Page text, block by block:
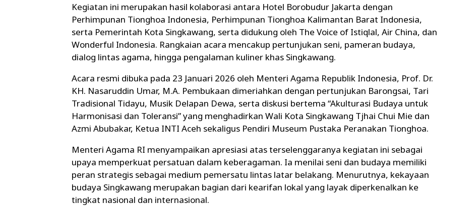
Kegiatan ini merupakan hasil kolaborasi antara Hotel Borobudur Jakarta dengan
Perhimpunan Tionghoa Indonesia, Perhimpunan Tionghoa Kalimantan Barat Indonesia,
serta Pemerintah Kota Singkawang, serta didukung oleh The Voice of Istiqlal, Air China, dan
Wonderful Indonesia. Rangkaian acara mencakup pertunjukan seni, pameran budaya,
dialog lintas agama, hingga pengalaman kuliner khas Singkawang.
Acara resmi dibuka pada 23 Januari 2026 oleh Menteri Agama Republik Indonesia, Prof. Dr.
KH. Nasaruddin Umar, M.A. Pembukaan dimeriahkan dengan pertunjukan Barongsai, Tari
Tradisional Tidayu, Musik Delapan Dewa, serta diskusi bertema “Akulturasi Budaya untuk
Harmonisasi dan Toleransi” yang menghadirkan Wali Kota Singkawang Tjhai Chui Mie dan
Azmi Abubakar, Ketua INTI Aceh sekaligus Pendiri Museum Pustaka Peranakan Tionghoa.
Menteri Agama RI menyampaikan apresiasi atas terselenggaranya kegiatan ini sebagai
upaya memperkuat persatuan dalam keberagaman. Ia menilai seni dan budaya memiliki
peran strategis sebagai medium pemersatu lintas latar belakang. Menurutnya, kekayaan
budaya Singkawang merupakan bagian dari kearifan lokal yang layak diperkenalkan ke
tingkat nasional dan internasional.